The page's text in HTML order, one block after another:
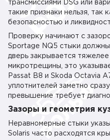
трансмиссиями DSG или
такие признаки нельзя, так
безопасностью и
Проверку начинают с
Sportage NQ5 стыки должны
дверь закрывается
микротрещины, это
Passat B8 и Skoda Octavia
уплотнителей заметно
превышение требует
Зазоры и геометрия
Неравномерные стыки
Solaris часто расходятся